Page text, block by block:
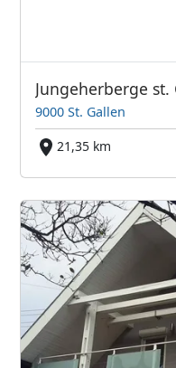
Jungeherberge st.
9000 St. Gallen
21,35 km